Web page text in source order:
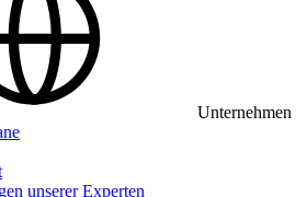
Unternehmen
unserer Experten